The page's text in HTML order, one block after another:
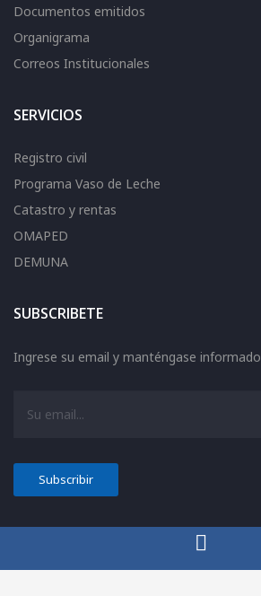
Documentos emitidos
Organigrama
Correos Institucionales
SERVICIOS
Registro civil
Programa Vaso de Leche
Catastro y rentas
OMAPED
DEMUNA
SUBSCRIBETE
Ingrese su email y manténgase informado